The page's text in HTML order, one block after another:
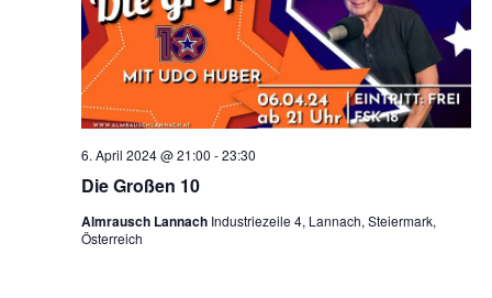
Die Großen 10
6. April 2024 @ 21:00 -23:30
Almrausch Lannach Industriezeile 4, Lannach, Steiermark,
Österreich